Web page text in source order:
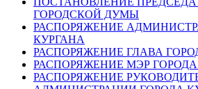
ГОРОДСКОЙ ДУМЫ
РАСПОРЯЖЕНИЕ
КУРГАНА
РАСПОРЯЖЕНИЕ ГЛАВА
РАСПОРЯЖЕНИЕ МЭР
РАСПОРЯЖЕНИЕ